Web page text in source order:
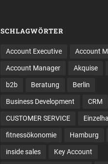
SCHLAGWÖRTER
Account Executive Account
Account Manager Akquise
b2b Beratung Berlin
Business Development CRM
CUSTOMER SERVICE
fitnessökonomie Hamburg
inside sales Key Account